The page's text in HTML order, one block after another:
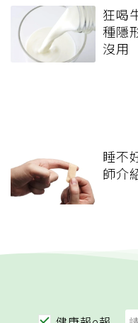
狂喝
種隱
沒用
睡不
師介